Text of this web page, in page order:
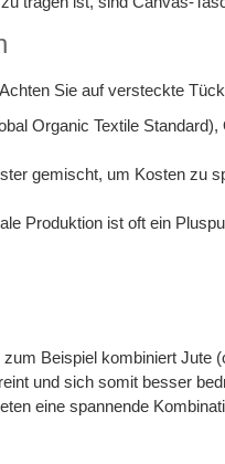
Sie auf versteckte
Organic Textile
gemischt, um Kosten zu
Produktion ist oft ein
Beispiel kombiniert Jute
und sich somit besser
eine spannende